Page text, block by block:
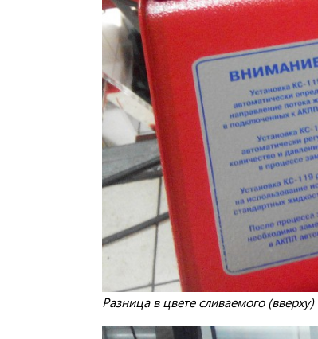
Разница в цвете сливаемого